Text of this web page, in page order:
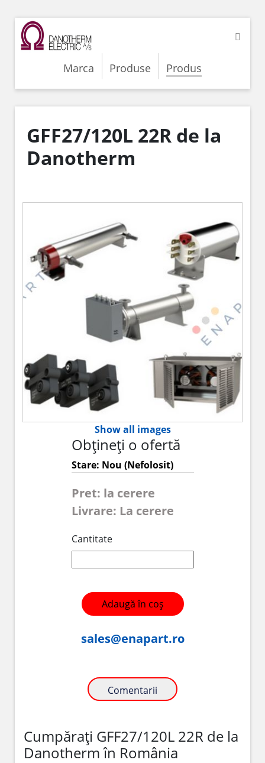
Marca Produse Produs
GFF27/120L 22R de la
Danotherm
Show all images
Obțineți o ofertă
Stare: Nou (Nefolosit)
Pret: la cerere
Livrare: La cerere
Cantitate
Adaugă în coș
sales@enapart.ro
Comentarii
Cumpărați GFF27/120L 22R de la
Danotherm în România